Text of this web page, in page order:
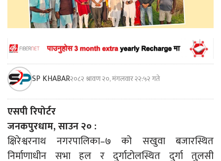
SP KHABAR२०८२ श्रावण २०, मंगलवार २२:५२ गते
एसपी रिपोर्टर
जनकपुरधाम, साउन २० :
क्षिरेश्वरनाथ नगरपालिका–७ को सखुवा बजारस्थित
निर्माणाधीन सभा हल र दुर्गाटोलस्थित दुर्गा तुलसी